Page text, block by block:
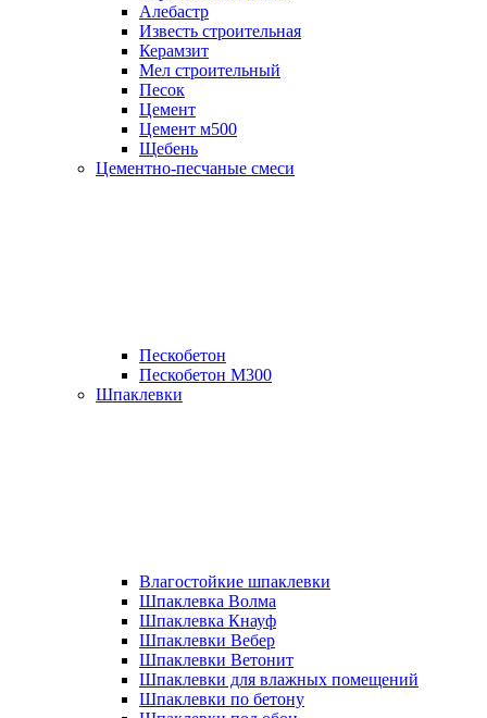
Алебастр
Известь строительная
Керамзит
Мел строительный
Песок
Цемент
Цемент м500
Щебень
Цементно-песчаные смеси
Пескобетон
Пескобетон М300
Шпаклевки
Влагостойкие шпаклевки
Шпаклевка Волма
Шпаклевка Кнауф
Шпаклевки Вебер
Шпаклевки Ветонит
Шпаклевки для влажных помещений
Шпаклевки по бетону